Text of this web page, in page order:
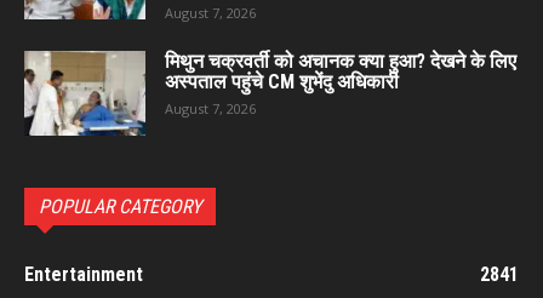
August 7, 2026
मिथुन चक्रवर्ती को अचानक क्या हुआ? देखने के लिए
अस्पताल पहुंचे CM शुभेंदु अधिकारी
August 7, 2026
POPULAR CATEGORY
Entertainment
2841